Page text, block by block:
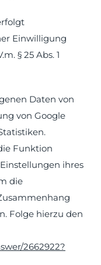
Einwilligung
§ 25 Abs. 1
Daten von
von Google
Funktion
ihres
die
Folge hierzu den
2662922?